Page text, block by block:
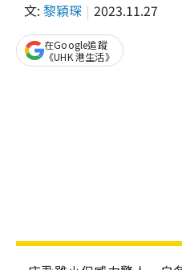
文: 黎穎琛 2023.11.27
在Google追蹤
《UHK 港生活》